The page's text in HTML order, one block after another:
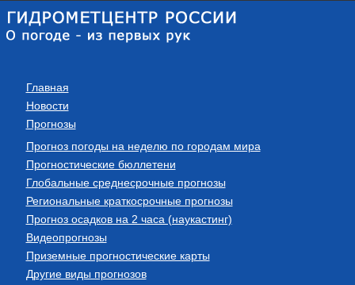
Главная
Новости
Прогнозы
Прогноз погоды на неделю по городам мира
Прогностические бюллетени
Глобальные среднесрочные прогнозы
Региональные краткосрочные прогнозы
Прогноз осадков на 2 часа (наукастинг)
Видеопрогнозы
Приземные прогностические карты
Другие виды прогнозов